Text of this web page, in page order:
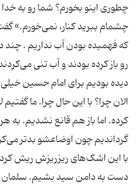
چطوری اینو بخورم؟ شما رو به
چشمام ببرید کنار، نمی‌خورم.»
که فهمیده بودن آب نداریم . چند
رو باز کرده بودند و آب تنی
دیده بودیم برای امام حسین
الان چرا؟ با این حال چرا. ما
کرده. اما باز هم قانع نشدیم. به
گرداندیم چون اوضاعشو بدتر
با این اشک‌های ریزریزش ریش
دست به دامن سید بشیم.